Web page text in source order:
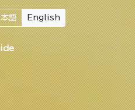
本語 English